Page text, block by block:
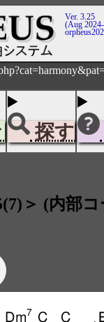
Ver. 3.25
(Aug
探す
＞ (内部